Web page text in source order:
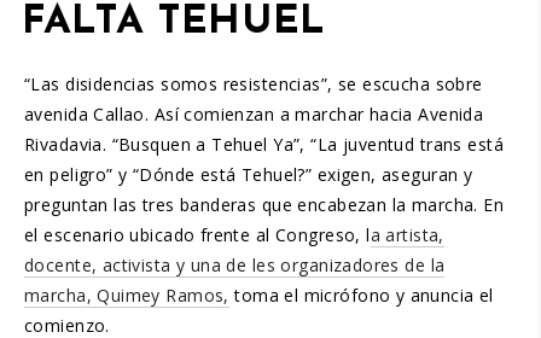
FALTA TEHUEL
“Las disidencias somos resistencias”, se escucha sobre
avenida Callao. Así comienzan a marchar hacia Avenida
Rivadavia. “Busquen a Tehuel Ya”, “La juventud trans está
en peligro” y “Dónde está Tehuel?” exigen, aseguran y
preguntan las tres banderas que encabezan la marcha. En
el escenario ubicado frente al Congreso, la artista,
docente, activista y una de les organizadores de la
marcha, Quimey Ramos, toma el micrófono y anuncia el
comienzo.